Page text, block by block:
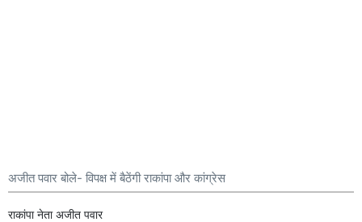
अजीत पवार बोले- विपक्ष में बैठेंगी राकांपा और कांग्रेस
राकांपा नेता अजीत पवार